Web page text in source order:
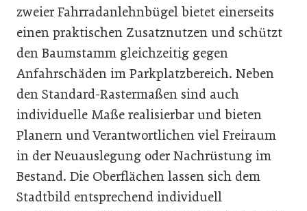
zweier Fahrradanlehnbügel bietet einerseits
einen praktischen Zusatznutzen und schützt
den Baumstamm gleichzeitig gegen
Anfahrschäden im Parkplatzbereich. Neben
den Standard-Rastermaßen sind auch
individuelle Maße realisierbar und bieten
Planern und Verantwortlichen viel Freiraum
in der Neuauslegung oder Nachrüstung im
Bestand. Die Oberflächen lassen sich dem
Stadtbild entsprechend individuell